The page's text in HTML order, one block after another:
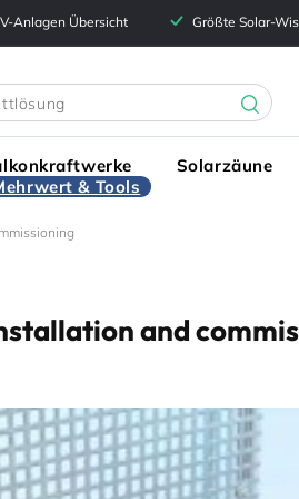
Anlagen Übersicht Größte Solar-
Solarzäune
& Tools
and